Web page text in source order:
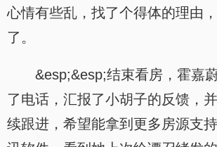
心情有些乱，找了个得体的理由
了。
&esp;&esp;结束看房，霍嘉
了电话，汇报了小胡子的反馈，
续跟进，希望能拿到更多房源支